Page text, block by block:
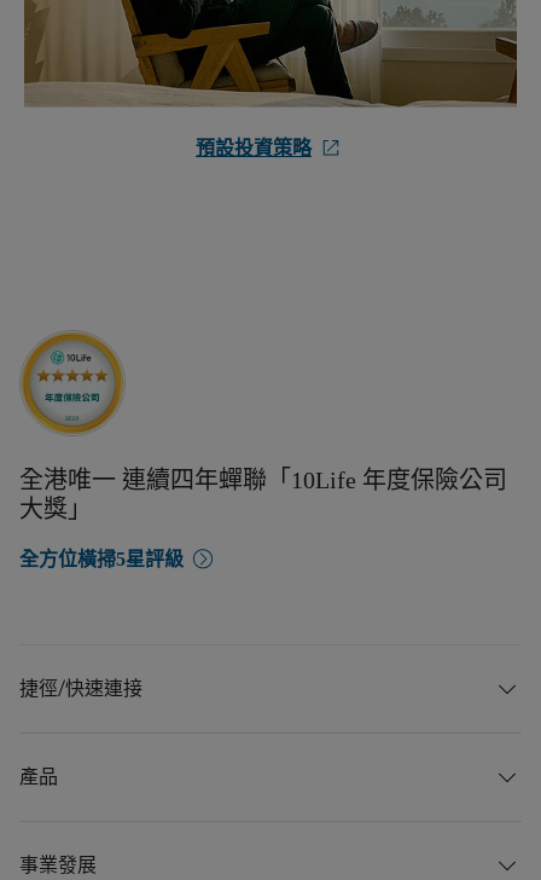
預設投資策略
全港唯一 連續四年蟬聯「10Life 年度保險公司
大獎」
全方位橫掃5星評級
捷徑/快速連接
產品
事業發展